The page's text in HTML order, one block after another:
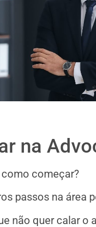
na
começar?
passos na área
não quer calar